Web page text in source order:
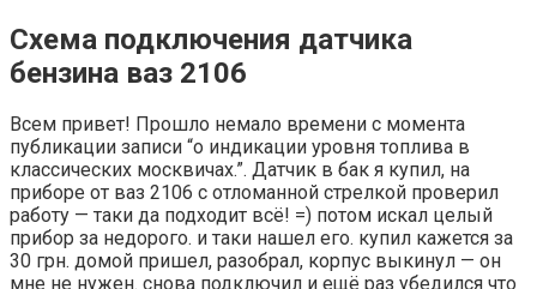
Схема подключения датчика
бензина ваз 2106
Всем привет! Прошло немало времени с момента
публикации записи “о индикации уровня топлива в
классических москвичах.”. Датчик в бак я купил, на
приборе от ваз 2106 с отломанной стрелкой проверил
работу — таки да подходит всё! =) потом искал целый
прибор за недорого. и таки нашел его. купил кажется за
30 грн. домой пришел, разобрал, корпус выкинул — он
мне не нужен. снова подключил и ещё раз убедился что